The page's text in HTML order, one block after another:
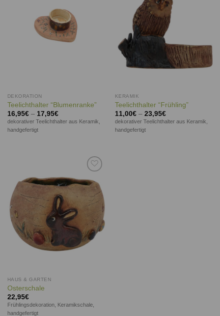
DEKORATION
Teelichthalter “Blumenranke”
16,95€– 17,95€
dekorativer Teelichthalter aus Keramik,
handgefertigt
KERAMIK
Teelichthalter “Frühling”
11,00€– 23,95€
dekorativer Teelichthalter aus Keramik,
handgefertigt
Auf die
Wunschliste
HAUS & GARTEN
Osterschale
22,95€
Frühlingsdekoration, Keramikschale,
handgefertigt